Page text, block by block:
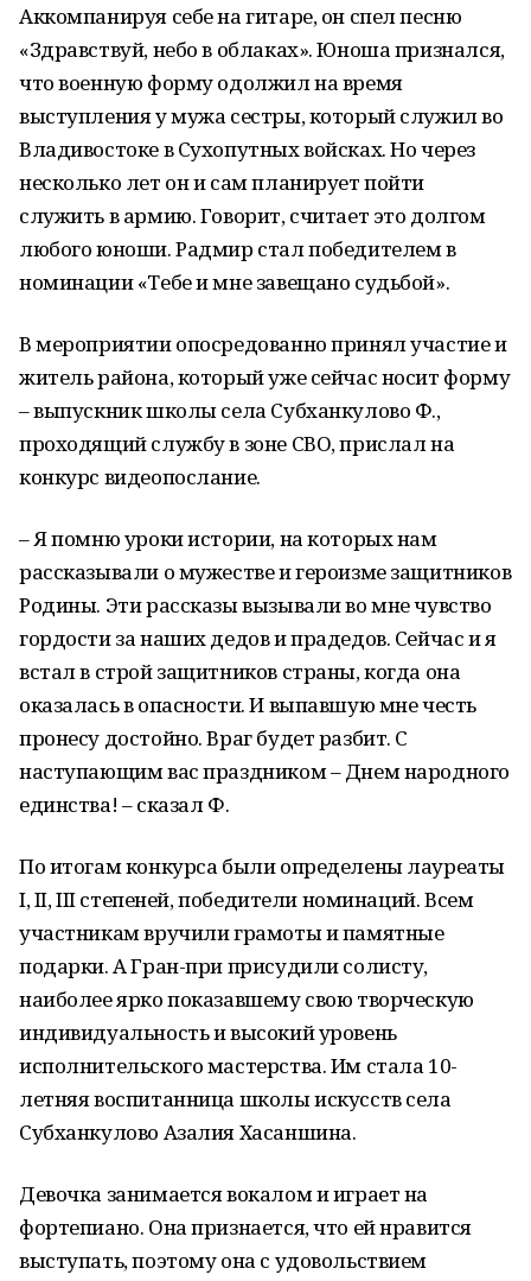
Аккомпанируя себе на гитаре, он спел песню
«Здравствуй, небо в облаках». Юноша признался,
что военную форму одолжил на время
выступления у мужа сестры, который служил во
Владивостоке в Сухопутных войсках. Но через
несколько лет он и сам планирует пойти
служить в армию. Говорит, считает это долгом
любого юноши. Радмир стал победителем в
номинации «Тебе и мне завещано судьбой».
В мероприятии опосредованно принял участие и
житель района, который уже сейчас носит форму
– выпускник школы села Субханкулово Ф.,
проходящий службу в зоне СВО, прислал на
конкурс видеопослание.
– Я помню уроки истории, на которых нам
рассказывали о мужестве и героизме защитников
Родины. Эти рассказы вызывали во мне чувство
гордости за наших дедов и прадедов. Сейчас и я
встал в строй защитников страны, когда она
оказалась в опасности. И выпавшую мне честь
пронесу достойно. Враг будет разбит. С
наступающим вас праздником – Днем народного
единства! – сказал Ф.
По итогам конкурса были определены лауреаты
I, II, III степеней, победители номинаций. Всем
участникам вручили грамоты и памятные
подарки. А Гран-при присудили солисту,
наиболее ярко показавшему свою творческую
индивидуальность и высокий уровень
исполнительского мастерства. Им стала 10-
летняя воспитанница школы искусств села
Субханкулово Азалия Хасаншина.
Девочка занимается вокалом и играет на
фортепиано. Она признается, что ей нравится
выступать, поэтому она с удовольствием